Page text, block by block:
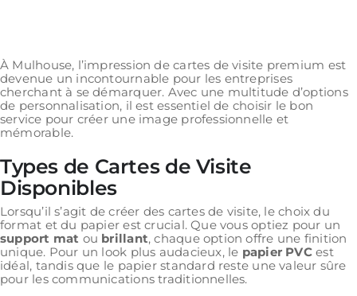
À Mulhouse, l’impression de cartes de visite premium est
devenue un incontournable pour les entreprises
cherchant à se démarquer. Avec une multitude d’options
de personnalisation, il est essentiel de choisir le bon
service pour créer une image professionnelle et
mémorable.
Types de Cartes de Visite
Disponibles
Lorsqu’il s’agit de créer des cartes de visite, le choix du
format et du papier est crucial. Que vous optiez pour un
support mat ou brillant, chaque option offre une finition
unique. Pour un look plus audacieux, le papier PVCest
idéal, tandis que le papier standard reste une valeur sûre
pour les communications traditionnelles.